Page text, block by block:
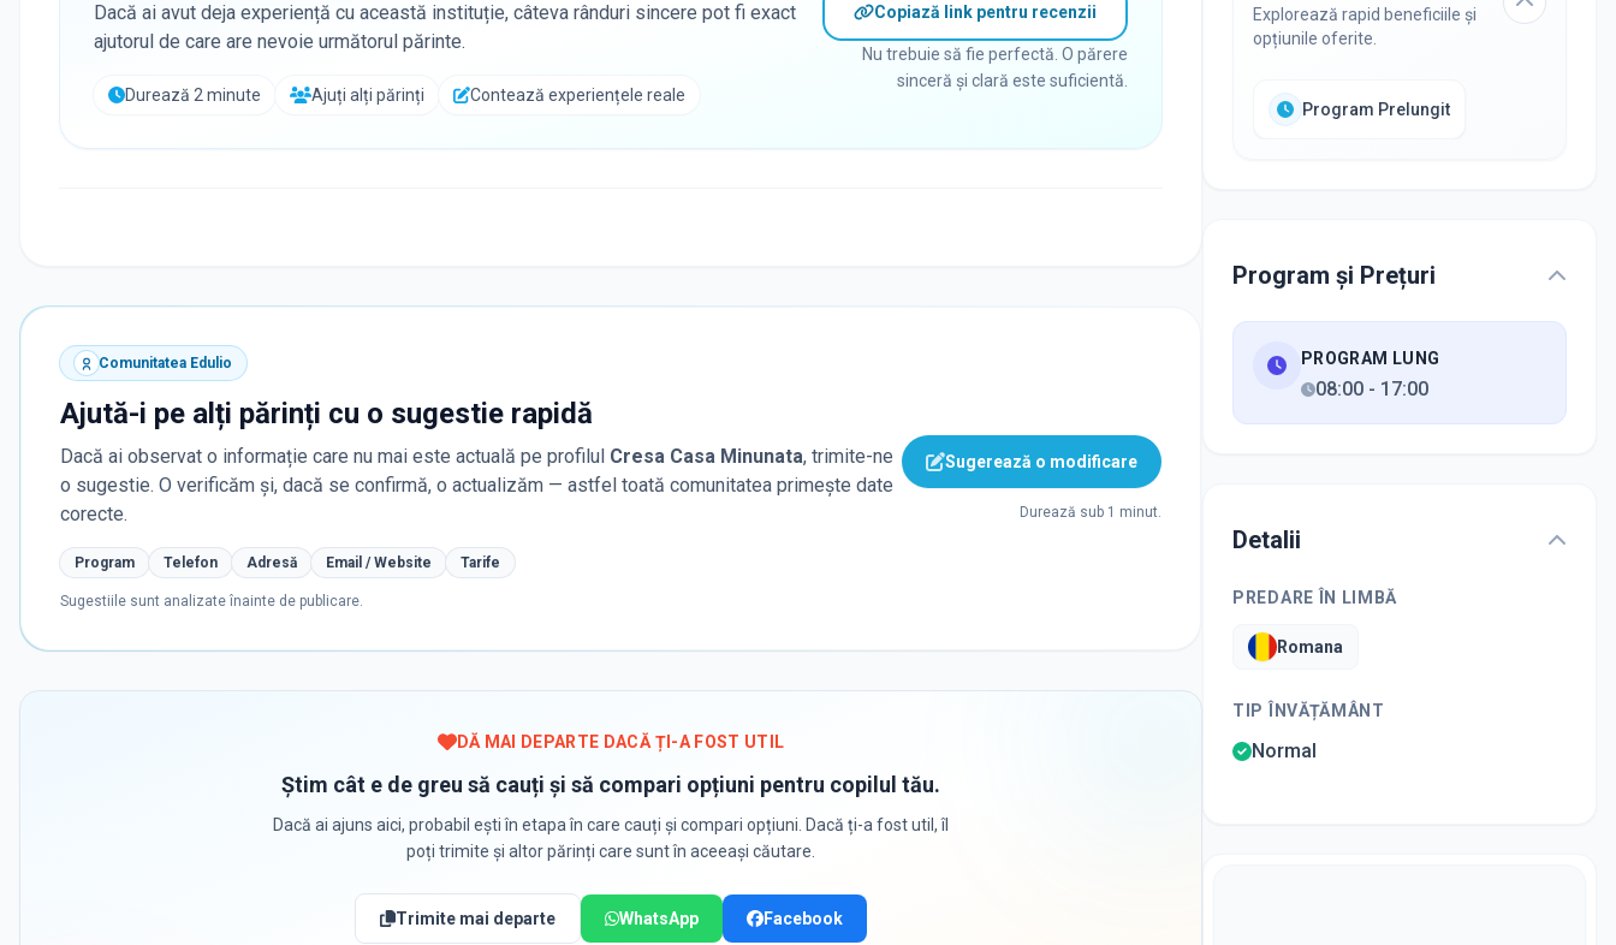
Dacă ai avut deja experiență cu această instituție, câteva rânduri sincere pot fi exact
ajutorul de care are nevoie următorul părinte.
Durează 2 minute Ajuți alți părinți Contează experiențele reale
Copiază link pentru recenzii
Nu trebuie să fie perfectă. O părere
sinceră și clară este suficientă.
Comunitatea Edulio
Ajută-i pe alți părinți cu o sugestie rapidă
Dacă ai observat o informație care nu mai este actuală pe profilul Cresa Casa Minunata, trimite-ne
o sugestie. O verificăm și, dacă se confirmă, o actualizăm — astfel toată comunitatea primește date
corecte.
Program Telefon Adresă Email / Website Tarife
Sugestiile sunt analizate înainte de publicare.
Sugerează o modificare
Durează sub 1 minut.
DĂ MAI DEPARTE DACĂ ȚI-A FOST UTIL
Știm cât e de greu să cauți și să compari opțiuni pentru copilul tău.
Dacă ai ajuns aici, probabil ești în etapa în care cauți și compari opțiuni. Dacă ți-a fost util, îl
poți trimite și altor părinți care sunt în aceeași căutare.
Trimite mai departe WhatsApp Facebook
Explorează rapid beneficiile și
opțiunile oferite.
Program Prelungit
Program și Prețuri
PROGRAM LUNG
08:00 - 17:00
Detalii
PREDARE ÎN LIMBĂ
Romana
TIP ÎNVĂȚĂMÂNT
Normal